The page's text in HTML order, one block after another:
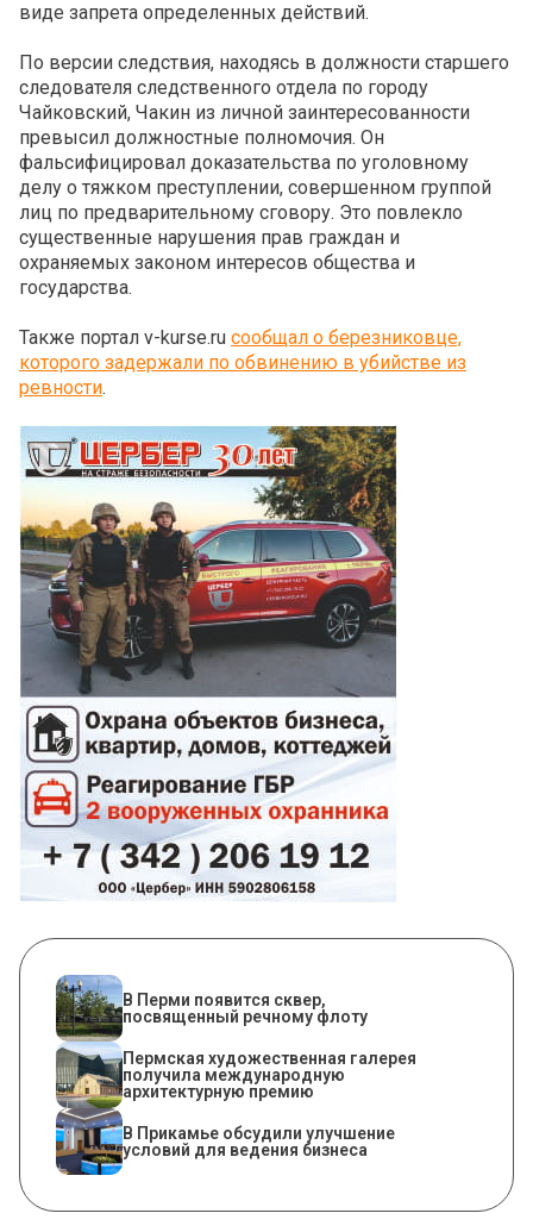
виде запрета определенных действий.
По версии следствия, находясь в должности старшего
следователя следственного отдела по городу
Чайковский, Чакин из личной заинтересованности
превысил должностные полномочия. Он
фальсифицировал доказательства по уголовному
делу о тяжком преступлении, совершенном группой
лиц по предварительному сговору. Это повлекло
существенные нарушения прав граждан и
охраняемых законом интересов общества и
государства.
Также портал v-kurse.ru сообщал о березниковце,
которого задержали по обвинению в убийстве из
ревности.
В Перми появится сквер,
посвященный речному флоту
Пермская художественная галерея
получила международную
архитектурную премию
В Прикамье обсудили улучшение
условий для ведения бизнеса